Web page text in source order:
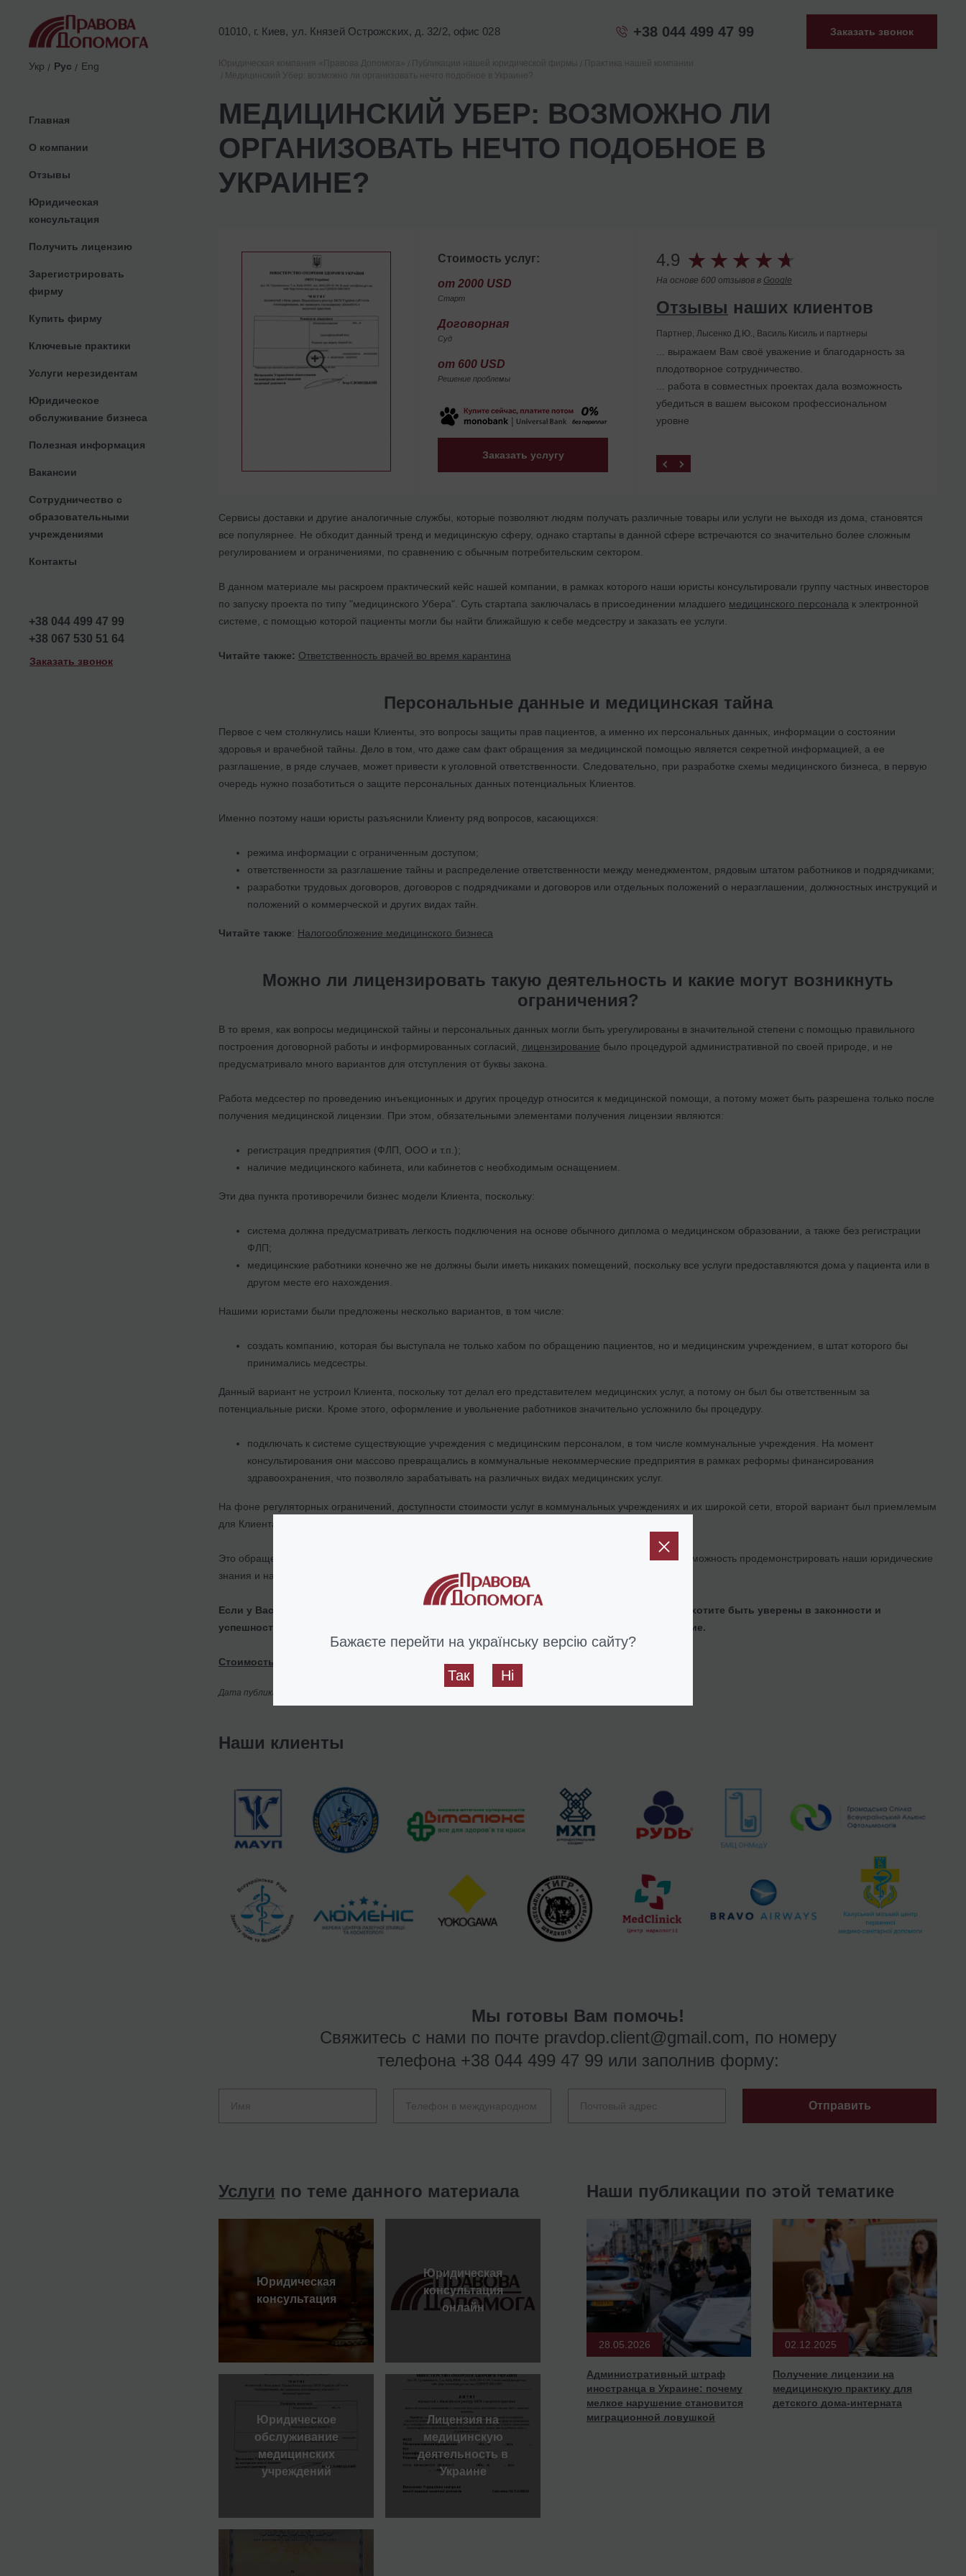
01010, г. Киев, ул. Князей Острожских, д. 32/2, офис 028 +38 044 499 47 99 Заказать звонок
Укр Рус Eng
Главная
О компании
Отзывы
Юридическая
консультация
Получить лицензию
Зарегистрировать
фирму
Купить фирму
Ключевые практики
Услуги нерезидентам
Юридическое
обслуживание бизнеса
Полезная информация
Вакансии
Сотрудничество с
образовательными
учреждениями
Контакты
+38 044 499 47 99
+38 067 530 51 64
Заказать звонок
МЕДИЦИНСКИЙ УБЕР: ВОЗМОЖНО ЛИ
ОРГАНИЗОВАТЬ НЕЧТО ПОДОБНОЕ В
УКРАИНЕ?
Стоимость услуг:
от 2000 USD
Старт
Договорная
Суд
от 600 USD
Решение проблемы
Заказать услугу
4.9
На основе 600 отзывов в Google
Отзывы наших клиентов
Партнер, Лысенко Д.Ю., Василь Кисиль и партнеры
... выражаем Вам своё уважение и благодарность за
плодотворное сотрудничество.
... работа в совместных проектах дала возможность
убедиться в вашем высоком профессиональном
уровне
Помогли с ликвидацией иностранного
представительства в Украине
Сервисы доставки и другие аналогичные службы, которые позволяют людям получать различные товары или услуги не выходя из дома, становятся
все популярнее. Не обходит данный тренд и медицинскую сферу, однако стартапы в данной сфере встречаются со значительно более сложным
регулированием и ограничениями, по сравнению с обычным потребительским сектором.
В данном материале мы раскроем практический кейс нашей компании, в рамках которого наши юристы консультировали группу частных инвесторов
по запуску проекта по типу "медицинского Убера". Суть стартапа заключалась в присоединении младшего медицинского персонала к электронной
системе, с помощью которой пациенты могли бы найти ближайшую к себе медсестру и заказать ее услуги.
Читайте также: Ответственность врачей во время карантина
Персональные данные и медицинская тайна
Первое с чем столкнулись наши Клиенты, это вопросы защиты прав пациентов, а именно их персональных данных, информации о состоянии
здоровья и врачебной тайны. Дело в том, что даже сам факт обращения за медицинской помощью является секретной информацией, а ее
разглашение, в ряде случаев, может привести к уголовной ответственности. Следовательно, при разработке схемы медицинского бизнеса, в первую
очередь нужно позаботиться о защите персональных данных потенциальных Клиентов.
Именно поэтому наши юристы разъяснили Клиенту ряд вопросов, касающихся:
режима информации с ограниченным доступом;
ответственности за разглашение тайны и распределение ответственности между менеджментом, рядовым штатом работников и подрядчиками;
разработки трудовых договоров, договоров с подрядчиками и договоров или отдельных положений о неразглашении, должностных инструкций и
положений о коммерческой и других видах тайн.
Читайте также: Налогообложение медицинского бизнеса
Можно ли лицензировать такую деятельность и какие могут возникнуть
ограничения?
В то время, как вопросы медицинской тайны и персональных данных могли быть урегулированы в значительной степени с помощью правильного
построения договорной работы и информированных согласий, лицензирование было процедурой административной по своей природе, и не
предусматривало много вариантов для отступления от буквы закона.
Работа медсестер по проведению инъекционных и других процедур относится к медицинской помощи, а потому может быть разрешена только после
получения медицинской лицензии. При этом, обязательными элементами получения лицензии являются:
регистрация предприятия (ФЛП, ООО и т.п.);
наличие медицинского кабинета, или кабинетов с необходимым оснащением.
Эти два пункта противоречили бизнес модели Клиента, поскольку:
система должна предусматривать легкость подключения на основе обычного диплома о медицинском образовании, а также без регистрации
ФЛП;
медицинские работники конечно же не должны были иметь никаких помещений, поскольку все услуги предоставляются дома у пациента или в
другом месте его нахождения.
Нашими юристами были предложены несколько вариантов, в том числе:
создать компанию, которая бы выступала не только хабом по обращению пациентов, но и медицинским учреждением, в штат которого бы
принимались медсестры.
Данный вариант не устроил Клиента, поскольку тот делал его представителем медицинских услуг, а потому он был бы ответственным за
потенциальные риски. Кроме этого, оформление и увольнение работников значительно усложнило бы процедуру.
подключать к системе существующие учреждения с медицинским персоналом, в том числе коммунальные учреждения. На момент
консультирования они массово превращались в коммунальные некоммерческие предприятия в рамках реформы финансирования
здравоохранения, что позволяло зарабатывать на различных видах медицинских услуг.
На фоне регуляторных ограничений, доступности стоимости услуг в коммунальных учреждениях и их широкой сети, второй вариант был приемлемым
для Клиента и он начал диалог с пилотными учреждениями.
Это обращение было уникальным по своей природе, что всегда интересно, поскольку дает нам возможность продемонстрировать наши юридические
знания и навыки, и помочь создать что-то кардинально новое. Мы всегда рады вызовам.
Если у Вас есть какая-то идея или схема бизнеса, медицинского или любого другого, и Вы хотите быть уверены в законности и
успешности ее реализации -
Мы подберем для Вас оптимальное решение.
Стоимость услуг узнайте здесь.
Дата публикации: 02/06/2020
Наши клиенты
Мы готовы Вам помочь!
Свяжитесь с нами по почте pravdop.client@gmail.com, по номеру
телефона +38 044 499 47 99 или заполнив форму:
Отправить
Услуги по теме данного материала
Юридическая
консультация
Юридическая
консультация
онлайн
Юридическое
обслуживание
медицинских
учреждений
Лицензия на
медицинскую
деятельность в
Украине
Наши публикации по этой тематике
28.05.2026
Административный штраф
иностранца в Украине: почему
мелкое нарушение становится
миграционной ловушкой
02.12.2025
Получение лицензии на
медицинскую практику для
детского дома-интерната
Бажаєте перейти на українську версію сайту?
Так Ні